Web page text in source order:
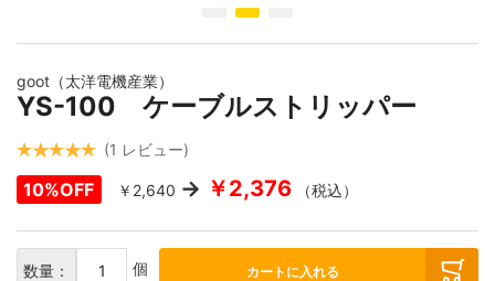
イメージギャラリーの最初に移動する
goot（太洋電機産業）
YS-100 ケーブルストリッパー
1 レビュー
10%OFF ￥2,640 ￥2,376 （税込）
数量： 個 カートに入れる